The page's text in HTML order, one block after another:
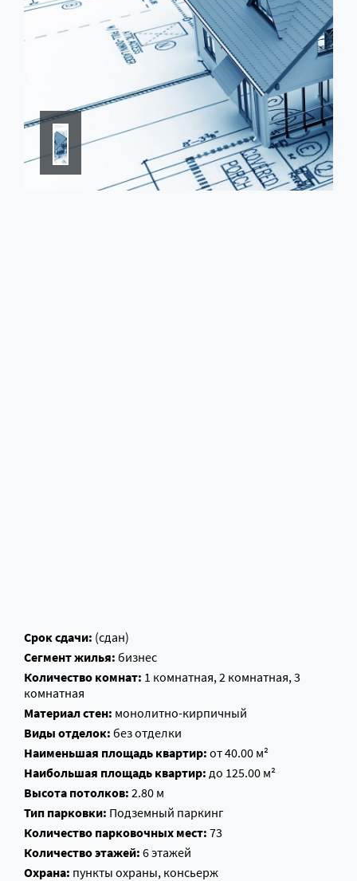
Срок сдачи: (сдан)
Сегмент жилья: бизнес
Количество комнат: 1 комнатная, 2 комнатная, 3
комнатная
Материал стен: монолитно-кирпичный
Виды отделок: без отделки
Наименьшая площадь квартир: от 40.00 м²
Наибольшая площадь квартир: до 125.00 м²
Высота потолков: 2.80 м
Тип парковки: Подземный паркинг
Количество парковочных мест: 73
Количество этажей: 6 этажей
Охрана: пункты охраны, консьерж